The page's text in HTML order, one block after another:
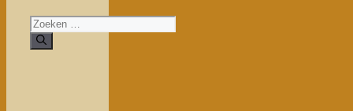
Zoeken
naar: